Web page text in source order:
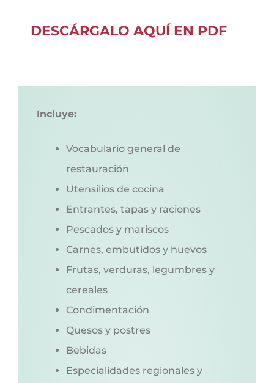
DESCÁRGALO AQUÍ EN PDF
Incluye:
Vocabulario general de
restauración
Utensilios de cocina
Entrantes, tapas y raciones
Pescados y mariscos
Carnes, embutidos y huevos
Frutas, verduras, legumbres y
cereales
Condimentación
Quesos y postres
Bebidas
Especialidades regionales y